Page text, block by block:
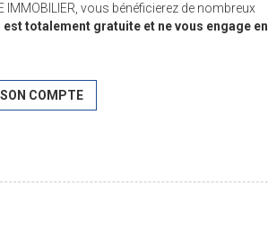
IMMOBILIER, vous bénéficierez de nombreux
totalement gratuite et ne vous engage en
SON COMPTE